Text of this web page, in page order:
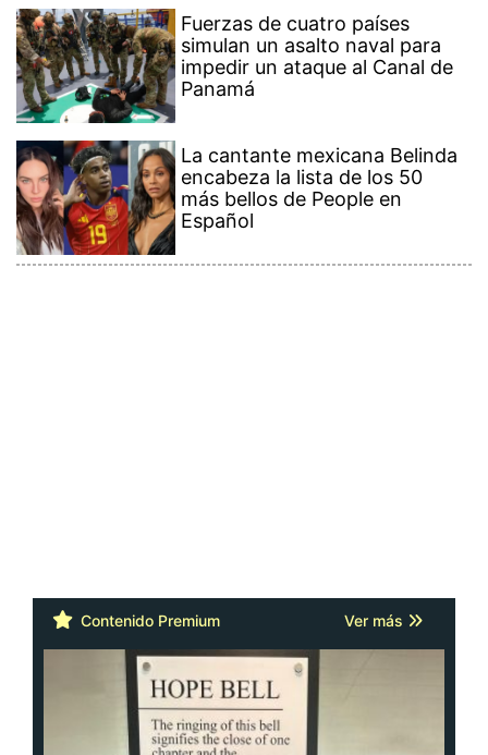
Fuerzas de cuatro países
simulan un asalto naval para
impedir un ataque al Canal de
Panamá
La cantante mexicana Belinda
encabeza la lista de los 50
más bellos de People en
Español
Contenido Premium Ver más